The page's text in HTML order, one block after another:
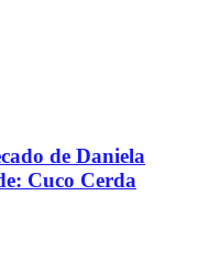
de Daniela
Cuco Cerda